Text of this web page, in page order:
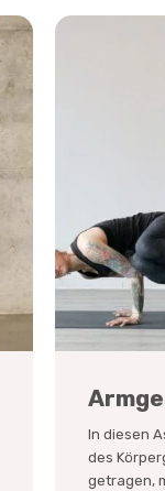
In diesen
des
getragen,